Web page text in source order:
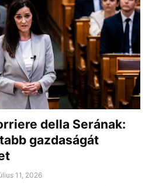
della Serának:
gazdaságát
11, 2026